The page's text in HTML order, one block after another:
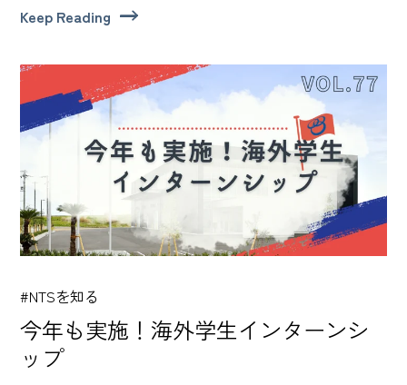
Keep Reading
#NTSを知る
今年も実施！海外学生インターンシ
ップ